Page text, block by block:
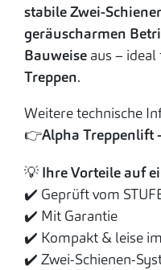
stabile Zwei-
geräuscharmen
Bauweise aus –
Treppen.
Weitere technische
👉Alpha Treppenlift
💡 Ihre Vorteile auf
✔️ Geprüft vom
✔️ Mit Garantie
✔️ Kompakt & leise
✔️ Zwei-Schienen-